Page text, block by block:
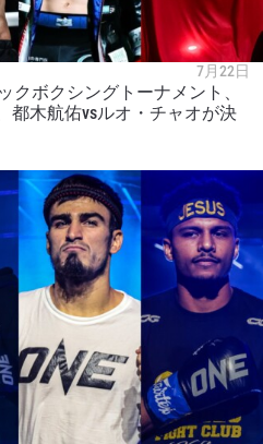
7月22日
クボクシングトーナメント、
都木航佑vsルオ・チャオが決